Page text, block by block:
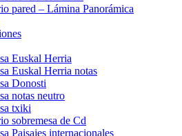
pared – Lámina Panorámica
Euskal Herria
Euskal Herria notas
Donosti
notas neutro
txiki
sobremesa de Cd
Paisajes internacionales